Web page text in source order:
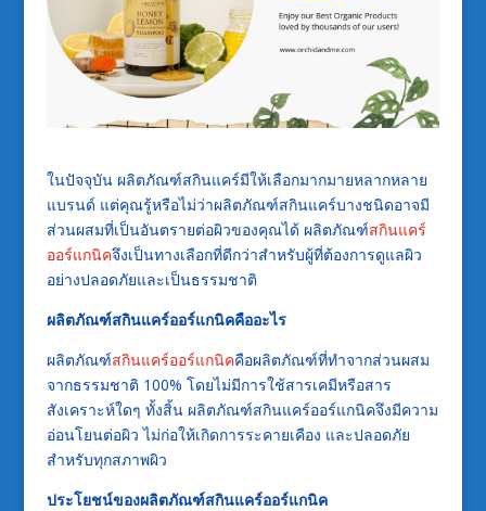
ในปัจจุบัน ผลิตภัณฑ์สกินแคร์มีให้เลือกมากมายหลากหลาย
แบรนด์ แต่คุณรู้หรือไม่ว่าผลิตภัณฑ์สกินแคร์บางชนิดอาจมี
ส่วนผสมที่เป็นอันตรายต่อผิวของคุณได้ ผลิตภัณฑ์สกินแคร์
ออร์แกนิคจึงเป็นทางเลือกที่ดีกว่าสำหรับผู้ที่ต้องการดูแลผิว
อย่างปลอดภัยและเป็นธรรมชาติ
ผลิตภัณฑ์สกินแคร์ออร์แกนิคคืออะไร
ผลิตภัณฑ์สกินแคร์ออร์แกนิคคือผลิตภัณฑ์ที่ทำจากส่วนผสม
จากธรรมชาติ 100% โดยไม่มีการใช้สารเคมีหรือสาร
สังเคราะห์ใดๆ ทั้งสิ้น ผลิตภัณฑ์สกินแคร์ออร์แกนิคจึงมีความ
อ่อนโยนต่อผิว ไม่ก่อให้เกิดการระคายเคือง และปลอดภัย
สำหรับทุกสภาพผิว
ประโยชน์ของผลิตภัณฑ์สกินแคร์ออร์แกนิค